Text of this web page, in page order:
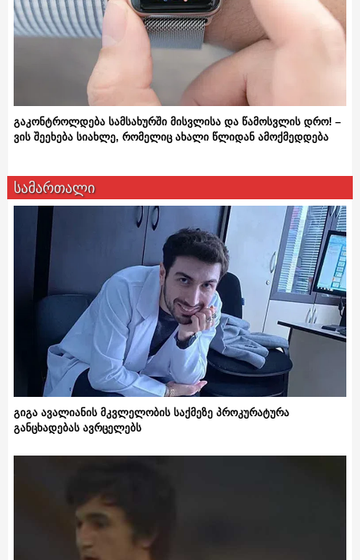
გაკონტროლდება სამსახურში მისვლისა და წამოსვლის დრო! –
ვის შეეხება სიახლე, რომელიც ახალი წლიდან ამოქმედდება
სამართალი
გიგა ავალიანის მკვლელობის საქმეზე პროკურატურა
განცხადებას ავრცელებს